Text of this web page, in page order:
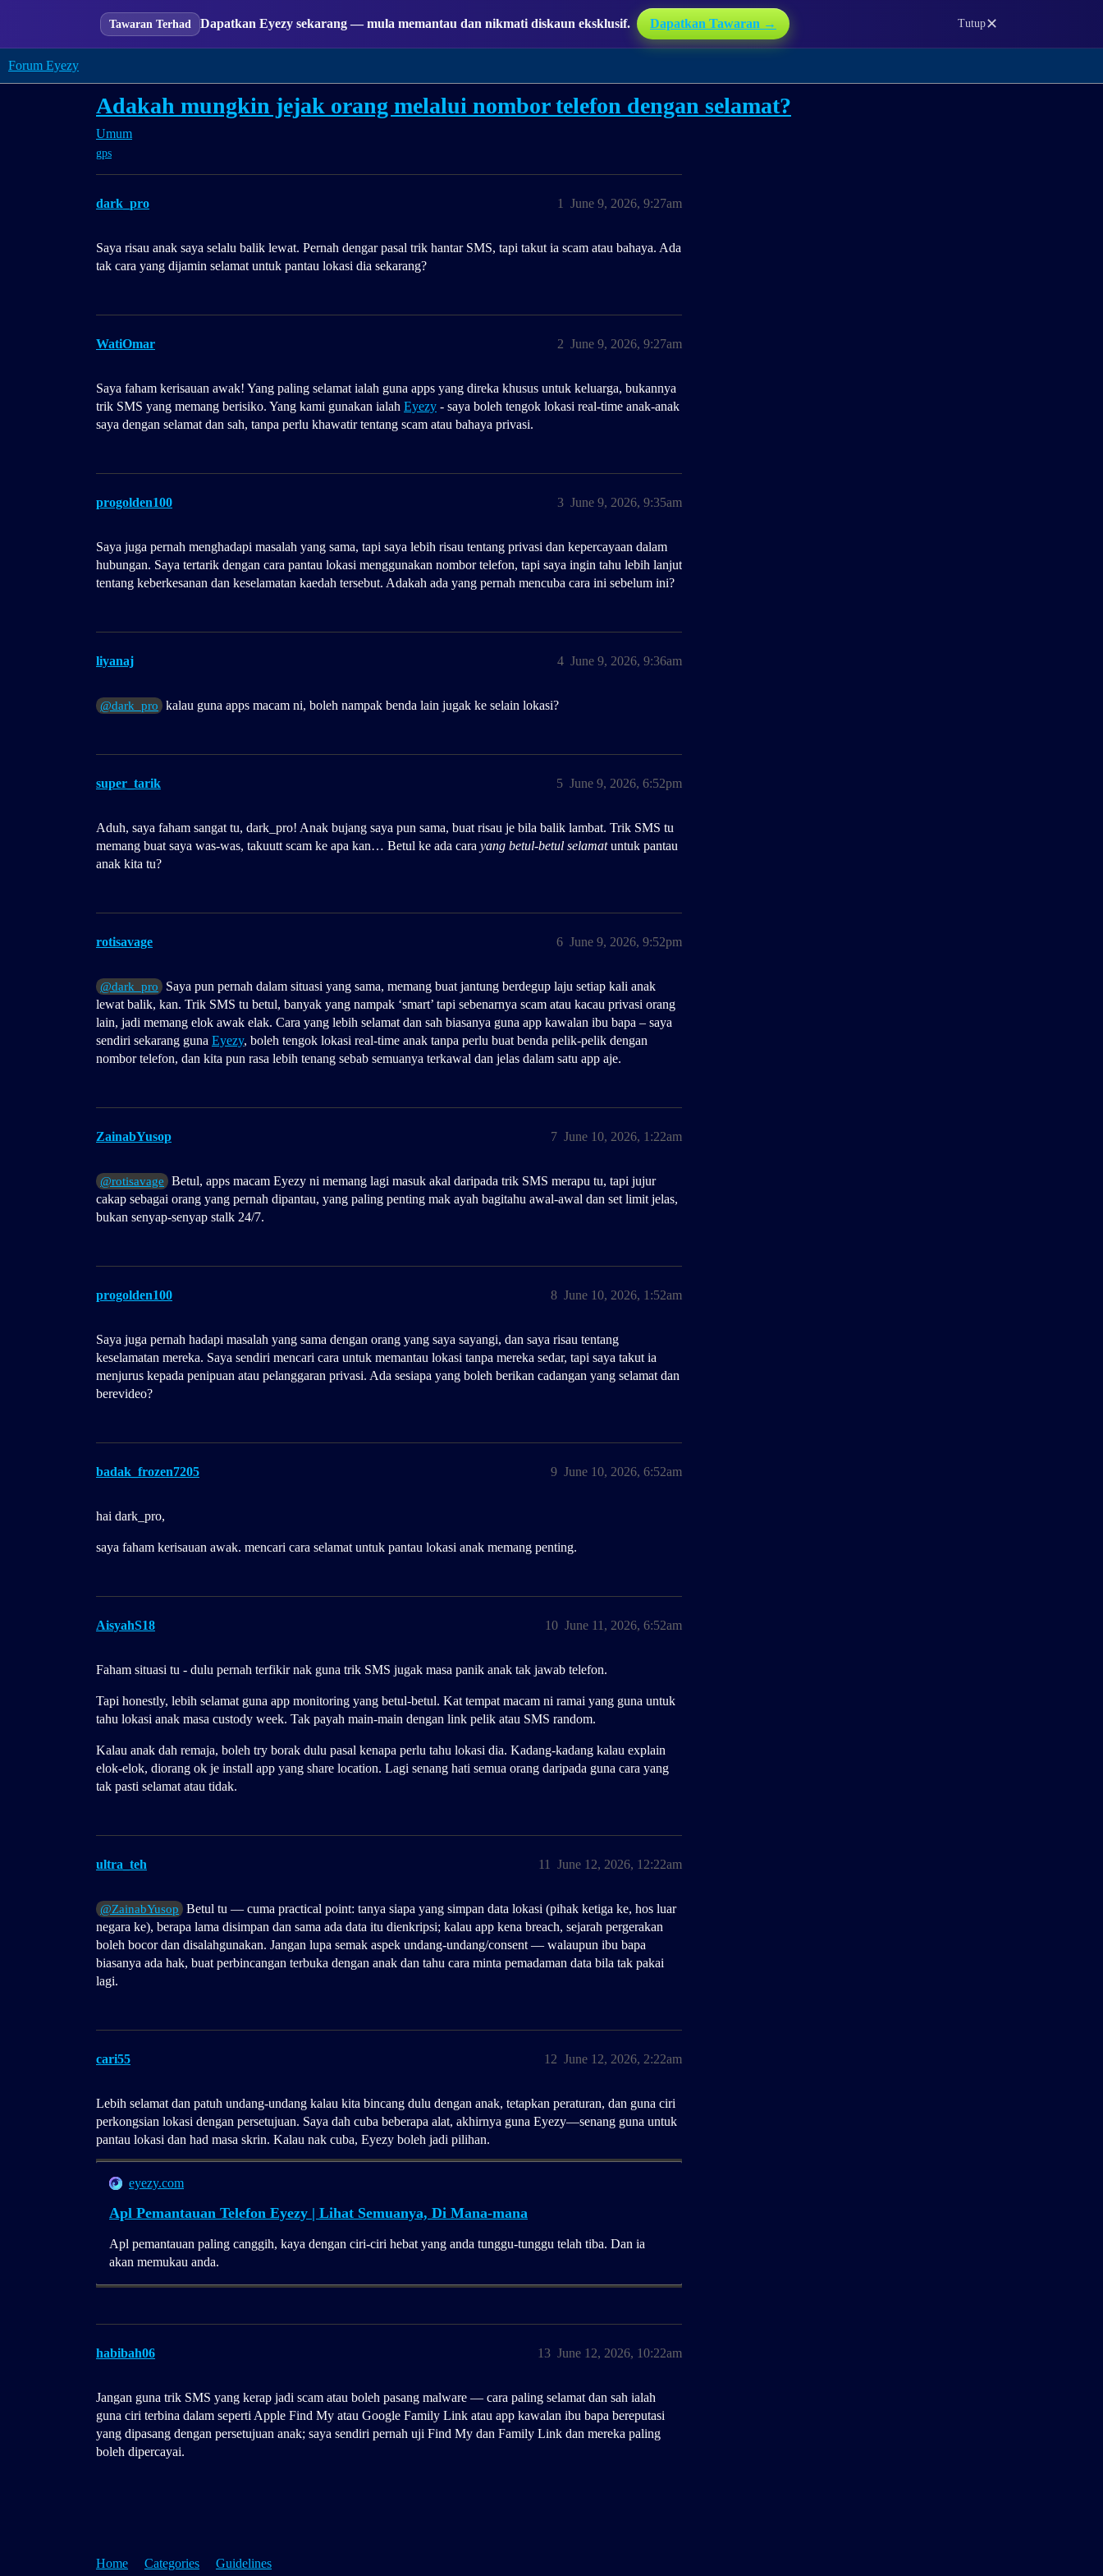
Tawaran Terhad Dapatkan Eyezy sekarang — mula memantau dan nikmati diskaun eksklusif. Dapatkan Tawaran → Tutup✕
Forum Eyezy
Adakah mungkin jejak orang melalui nombor telefon dengan selamat?
Umum
gps
dark_pro June 9, 2026, 9:27am
1
Saya risau anak saya selalu balik lewat. Pernah dengar pasal trik hantar SMS, tapi takut ia scam atau bahaya. Ada
tak cara yang dijamin selamat untuk pantau lokasi dia sekarang?
WatiOmar June 9, 2026, 9:27am
2
Saya faham kerisauan awak! Yang paling selamat ialah guna apps yang direka khusus untuk keluarga, bukannya
trik SMS yang memang berisiko. Yang kami gunakan ialah Eyezy - saya boleh tengok lokasi real-time anak-anak
saya dengan selamat dan sah, tanpa perlu khawatir tentang scam atau bahaya privasi.
progolden100 June 9, 2026, 9:35am
3
Saya juga pernah menghadapi masalah yang sama, tapi saya lebih risau tentang privasi dan kepercayaan dalam
hubungan. Saya tertarik dengan cara pantau lokasi menggunakan nombor telefon, tapi saya ingin tahu lebih lanjut
tentang keberkesanan dan keselamatan kaedah tersebut. Adakah ada yang pernah mencuba cara ini sebelum ini?
liyanaj June 9, 2026, 9:36am
4
@dark_pro kalau guna apps macam ni, boleh nampak benda lain jugak ke selain lokasi?
super_tarik June 9, 2026, 6:52pm
5
Aduh, saya faham sangat tu, dark_pro! Anak bujang saya pun sama, buat risau je bila balik lambat. Trik SMS tu
memang buat saya was-was, takuutt scam ke apa kan… Betul ke ada cara yang betul-betul selamatuntuk pantau
anak kita tu?
rotisavage June 9, 2026, 9:52pm
6
@dark_pro
Saya pun pernah dalam situasi yang sama, memang buat jantung berdegup laju setiap kali anak
lewat balik, kan. Trik SMS tu betul, banyak yang nampak ‘smart’ tapi sebenarnya scam atau kacau privasi orang
lain, jadi memang elok awak elak. Cara yang lebih selamat dan sah biasanya guna app kawalan ibu bapa – saya
sendiri sekarang guna Eyezy, boleh tengok lokasi real-time anak tanpa perlu buat benda pelik-pelik dengan
nombor telefon, dan kita pun rasa lebih tenang sebab semuanya terkawal dan jelas dalam satu app aje.
ZainabYusop June 10, 2026, 1:22am
7
@rotisavage
Betul, apps macam Eyezy ni memang lagi masuk akal daripada trik SMS merapu tu, tapi jujur
cakap sebagai orang yang pernah dipantau, yang paling penting mak ayah bagitahu awal-awal dan set limit jelas,
bukan senyap-senyap stalk 24/7.
progolden100 June 10, 2026, 1:52am
8
Saya juga pernah hadapi masalah yang sama dengan orang yang saya sayangi, dan saya risau tentang
keselamatan mereka. Saya sendiri mencari cara untuk memantau lokasi tanpa mereka sedar, tapi saya takut ia
menjurus kepada penipuan atau pelanggaran privasi. Ada sesiapa yang boleh berikan cadangan yang selamat dan
berevideo?
badak_frozen7205 June 10, 2026, 6:52am
9
hai dark_pro,
saya faham kerisauan awak. mencari cara selamat untuk pantau lokasi anak memang penting.
AisyahS18 June 11, 2026, 6:52am
10
Faham situasi tu - dulu pernah terfikir nak guna trik SMS jugak masa panik anak tak jawab telefon.
Tapi honestly, lebih selamat guna app monitoring yang betul-betul. Kat tempat macam ni ramai yang guna untuk
tahu lokasi anak masa custody week. Tak payah main-main dengan link pelik atau SMS random.
Kalau anak dah remaja, boleh try borak dulu pasal kenapa perlu tahu lokasi dia. Kadang-kadang kalau explain
elok-elok, diorang ok je install app yang share location. Lagi senang hati semua orang daripada guna cara yang
tak pasti selamat atau tidak.
ultra_teh June 12, 2026, 12:22am
11
@ZainabYusop
Betul tu — cuma practical point: tanya siapa yang simpan data lokasi (pihak ketiga ke, hos luar
negara ke), berapa lama disimpan dan sama ada data itu dienkripsi; kalau app kena breach, sejarah pergerakan
boleh bocor dan disalahgunakan. Jangan lupa semak aspek undang‑undang/consent — walaupun ibu bapa
biasanya ada hak, buat perbincangan terbuka dengan anak dan tahu cara minta pemadaman data bila tak pakai
lagi.
cari55 June 12, 2026, 2:22am
12
Lebih selamat dan patuh undang-undang kalau kita bincang dulu dengan anak, tetapkan peraturan, dan guna ciri
perkongsian lokasi dengan persetujuan. Saya dah cuba beberapa alat, akhirnya guna Eyezy—senang guna untuk
pantau lokasi dan had masa skrin. Kalau nak cuba, Eyezy boleh jadi pilihan.
eyezy.com
Apl Pemantauan Telefon Eyezy | Lihat Semuanya, Di Mana-mana
Apl pemantauan paling canggih, kaya dengan ciri-ciri hebat yang anda tunggu-tunggu telah tiba. Dan ia
akan memukau anda.
habibah06 June 12, 2026, 10:22am
13
Jangan guna trik SMS yang kerap jadi scam atau boleh pasang malware — cara paling selamat dan sah ialah
guna ciri terbina dalam seperti Apple Find My atau Google Family Link atau app kawalan ibu bapa bereputasi
yang dipasang dengan persetujuan anak; saya sendiri pernah uji Find My dan Family Link dan mereka paling
boleh dipercayai.
Home Categories Guidelines